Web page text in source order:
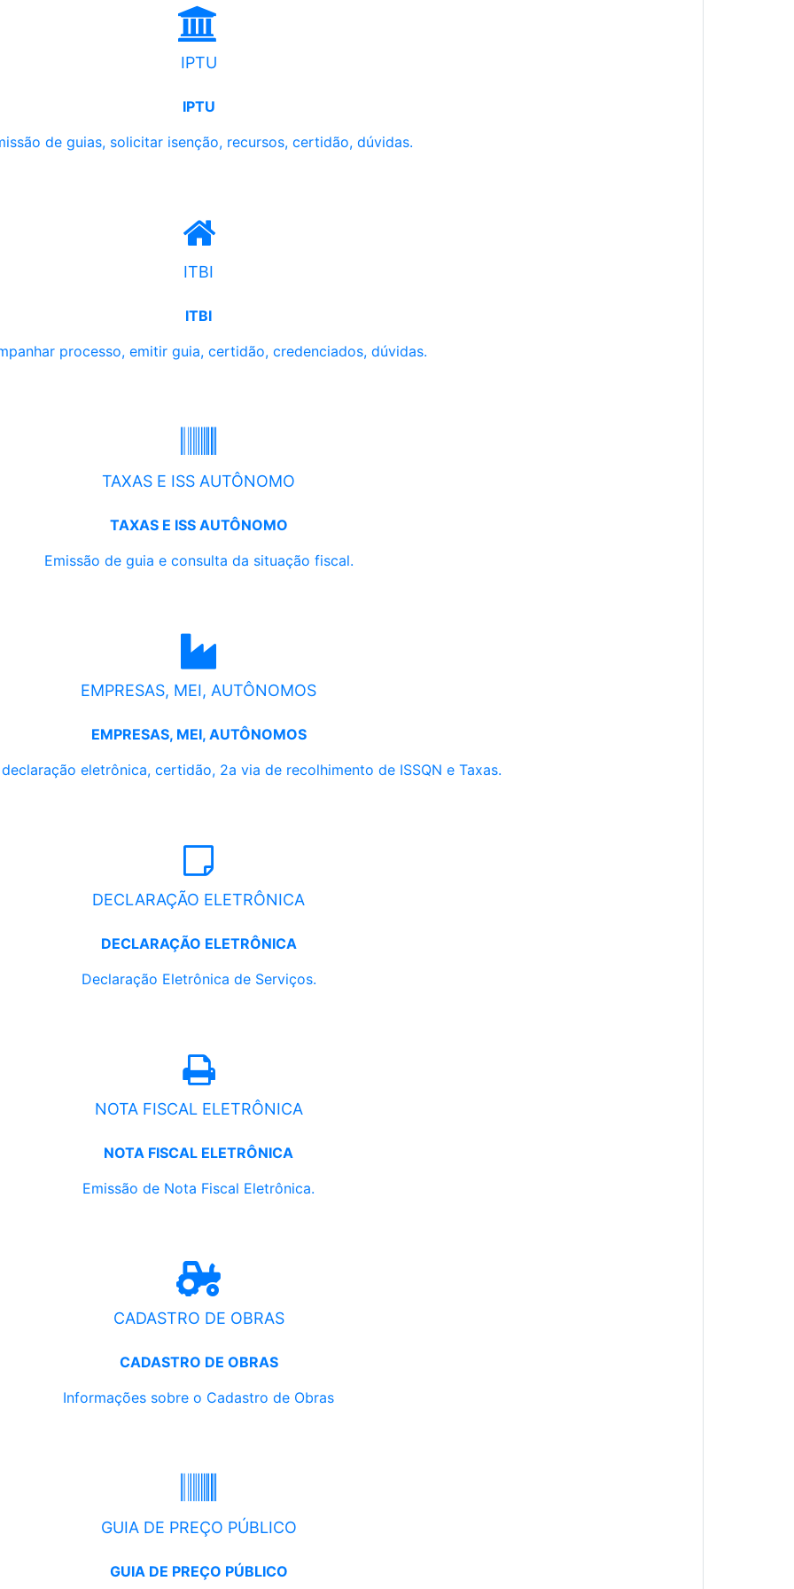
IPTU
IPTU
de guias, solicitar isenção, recursos, certidão, dúvidas.
ITBI
ITBI
processo, emitir guia, certidão, credenciados, dúvidas.
TAXAS E ISS AUTÔNOMO
TAXAS E ISS AUTÔNOMO
Emissão de guia e consulta da situação fiscal.
EMPRESAS, MEI, AUTÔNOMOS
EMPRESAS, MEI, AUTÔNOMOS
eletrônica, certidão, 2a via de recolhimento de ISSQN e Taxas.
DECLARAÇÃO ELETRÔNICA
DECLARAÇÃO ELETRÔNICA
Declaração Eletrônica de Serviços.
NOTA FISCAL ELETRÔNICA
NOTA FISCAL ELETRÔNICA
Emissão de Nota Fiscal Eletrônica.
CADASTRO DE OBRAS
CADASTRO DE OBRAS
Informações sobre o Cadastro de Obras
GUIA DE PREÇO PÚBLICO
GUIA DE PREÇO PÚBLICO